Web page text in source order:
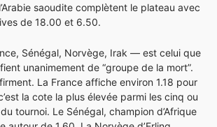
saoudite complètent le plateau avec
de 18.00 et 6.50.
Sénégal, Norvège, Irak — est celui que
unanimement de “groupe de la mort”.
La France affiche environ 1.18 pour
la cote la plus élevée parmi les cinq ou
tournoi. Le Sénégal, champion d’Afrique